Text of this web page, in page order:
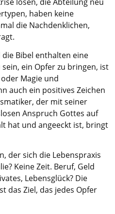
November 2017
Evangelische
haben keine
die Nachdenklichen,
Bibel enthalten eine
ein Opfer zu bringen, ist
Magie und
auch ein positives Zeichen
der mit seiner
Anspruch Gottes auf
hat und angeeckt ist, bringt
der sich die Lebenspraxis
Keine Zeit. Beruf, Geld
Lebensglück? Die
das Ziel, das jedes Opfer